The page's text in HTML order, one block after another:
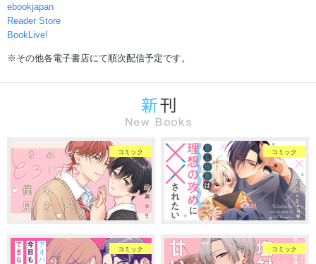
ebookjapan
Reader Store
BookLive!
※その他各電子書店にて順次配信予定です。
コミック コミック
コミック コミック